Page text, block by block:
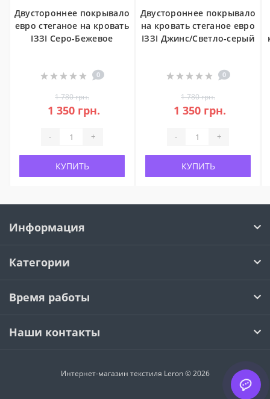
Двустороннее покрывало
евро стеганое на кровать
ІЗЗІ Серо-Бежевое
0
1 780 грн.
1 350 грн.
- +
КУПИТЬ
Двустороннее покрывало
на кровать стеганое евро
ІЗЗІ Джинс/Светло-серый
0
1 780 грн.
1 350 грн.
- +
КУПИТЬ
Информация
Категории
Время работы
Наши контакты
Интернет-магазин текстиля Leron © 2026